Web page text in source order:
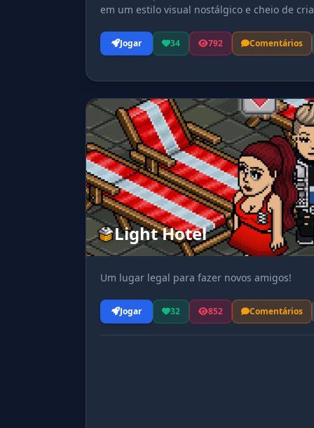
em um estilo visual nostálgico e cheio de
Jogar 34 792 Comentários
Light Hotel
Um lugar legal para fazer novos amigos!
Jogar 32 852 Comentários